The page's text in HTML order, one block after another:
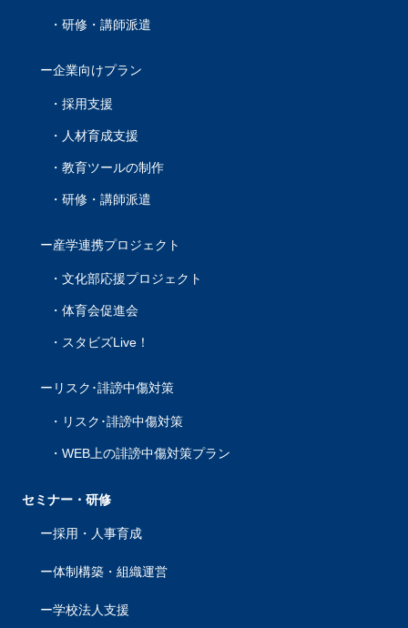
研修・講師派遣
企業向けプラン
採用支援
人材育成支援
教育ツールの制作
研修・講師派遣
産学連携プロジェクト
文化部応援プロジェクト
体育会促進会
スタビズLive！
リスク･誹謗中傷対策
リスク･誹謗中傷対策
WEB上の誹謗中傷対策プラン
セミナー・研修
採用・人事育成
体制構築・組織運営
学校法人支援